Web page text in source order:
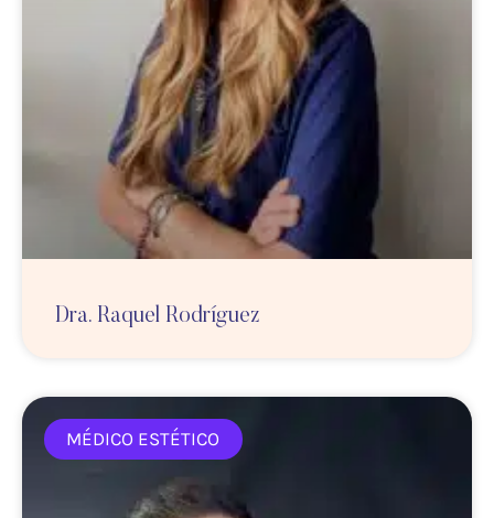
Dra. Raquel Rodríguez
MÉDICO ESTÉTICO